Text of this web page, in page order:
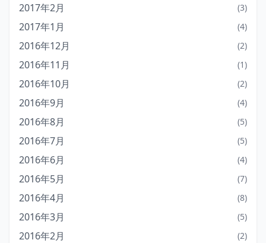
2017年2月 (3)
2017年1月 (4)
2016年12月 (2)
2016年11月 (1)
2016年10月 (2)
2016年9月 (4)
2016年8月 (5)
2016年7月 (5)
2016年6月 (4)
2016年5月 (7)
2016年4月 (8)
2016年3月 (5)
2016年2月 (2)